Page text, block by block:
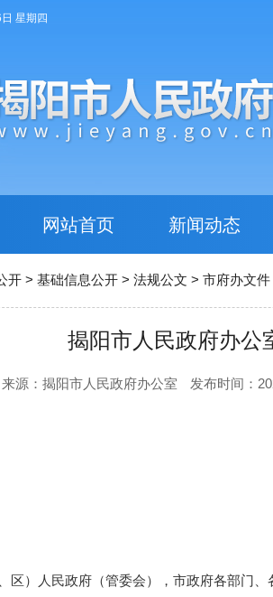
星期四
网站首页 新闻动态
开 > 基础信息公开 > 法规公文 > 市府办文件
揭阳市人民政府办公
来源：揭阳市人民政府办公室 发布时间：
区）人民政府（管委会），市政府各部门、